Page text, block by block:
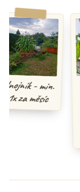
- min.
1x za měsíc